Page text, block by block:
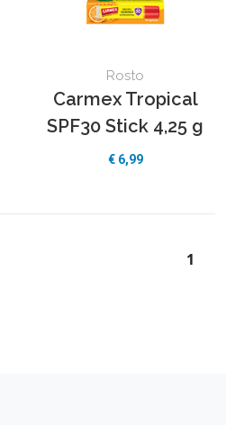
Rosto
Carmex Tropical
SPF30 Stick 4,25 g
€ 6,99
1